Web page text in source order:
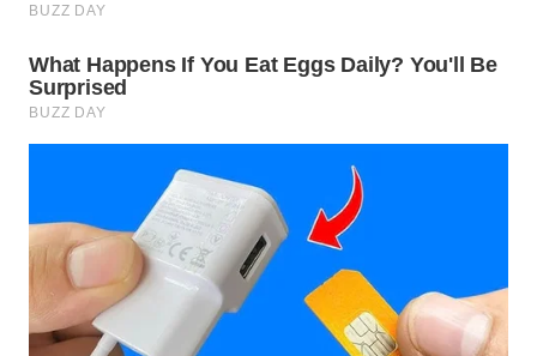
WN
SUKABUMI
WN
PRIANGAN
TIMUR